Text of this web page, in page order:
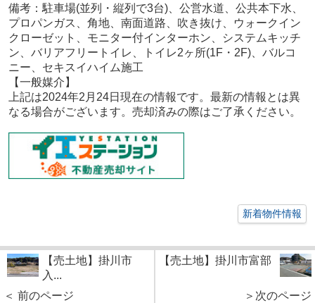
備考： 駐車場(並列・縦列で3台)、公営水道、公共本下水、
プロパンガス、角地、南面道路、吹き抜け、ウォークイン
クローゼット、モニター付インターホン、システムキッチ
ン、バリアフリートイレ、トイレ2ヶ所(1F・2F)、バルコ
ニー、セキスイハイム施工
【一般媒介 】
上記は2024年2月24日現在の情報です。最新の情報とは異
なる場合がございます。売却済みの際はご了承ください。
新着物件情報
【売土地】掛川市
入...
＜ 前のページ
【売土地】掛川市富部
＞次のページ